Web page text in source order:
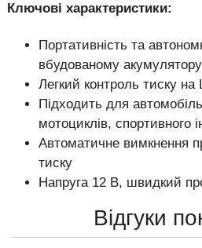
Ключові характеристики:
Портативність та
вбудованому акумулятору
Легкий контроль тиску на
Підходить для
мотоциклів, спортивного
Автоматичне вимкнення
тиску
Напруга 12 В, швидкий
Відгуки